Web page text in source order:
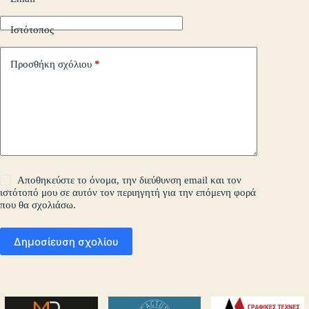
Ιστότοπος
Προσθήκη σχόλιου *
Αποθηκεύστε το όνομα, την διεύθυνση email και τον
ιστότοπό μου σε αυτόν τον περιηγητή για την επόμενη φορά
που θα σχολιάσω.
Δημοσίευση σχολίου